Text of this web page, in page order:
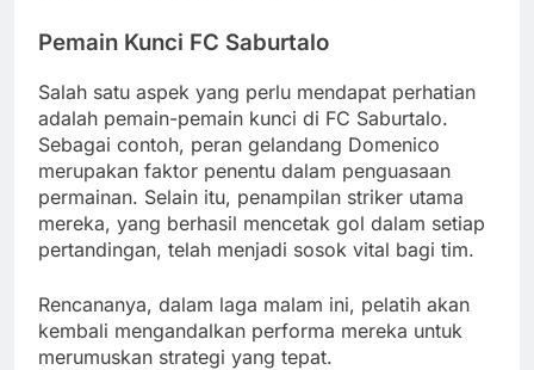
Pemain Kunci FC Saburtalo
Salah satu aspek yang perlu mendapat perhatian
adalah pemain-pemain kunci di FC Saburtalo.
Sebagai contoh, peran gelandang Domenico
merupakan faktor penentu dalam penguasaan
permainan. Selain itu, penampilan striker utama
mereka, yang berhasil mencetak gol dalam setiap
pertandingan, telah menjadi sosok vital bagi tim.
Rencananya, dalam laga malam ini, pelatih akan
kembali mengandalkan performa mereka untuk
merumuskan strategi yang tepat.